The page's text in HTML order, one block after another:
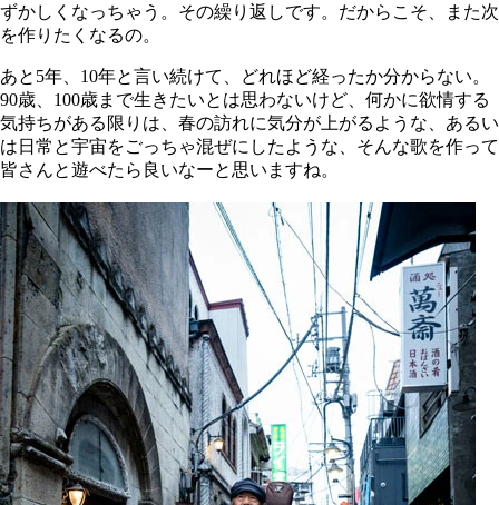
ずかしくなっちゃう。その繰り返しです。だからこそ、また次
を作りたくなるの。
あと5年、10年と言い続けて、どれほど経ったか分からない。
90歳、100歳まで生きたいとは思わないけど、何かに欲情する
気持ちがある限りは、春の訪れに気分が上がるような、あるい
は日常と宇宙をごっちゃ混ぜにしたような、そんな歌を作って
皆さんと遊べたら良いなーと思いますね。